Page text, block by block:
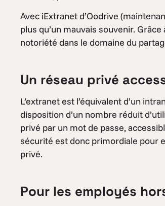
Avec iExtranet d’Oodrive
plus qu’un mauvais souvenir.
notoriété dans le domaine du
Un réseau privé
L’extranet est l’équivalent d’un
disposition d’un nombre réduit
privé par un mot de passe,
sécurité est donc primordiale pour
privé.
Pour les employés